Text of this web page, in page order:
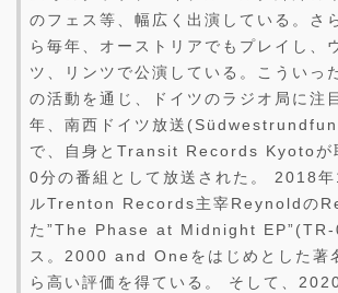
のフェス等、幅広く出演している。さ
ら毎年、オーストリアでもプレイし、
ツ、リンツで公演している。こういっ
の活動を通じ、ドイツのラジオ局に注
年、南西ドイツ放送
で、自身とTransit Records Kyotoが
0分の番組として放送された。 2018
ルTrenton Records主宰Reynoldの
た”The Phase at Midnight EP”(TR-
ス。2000 and Oneをはじめとした著
ら高い評価を得ている。 そして、